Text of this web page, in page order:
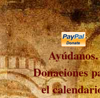
Ayúdanos.
Donaciones
el